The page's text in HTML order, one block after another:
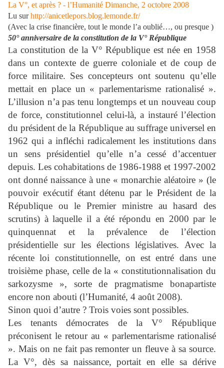
La V°, et après ? - l’Humanité Dimanche, 2 octobre 2008
Lu sur http://anicetlepors.blog.lemonde.fr/
(Avec la crise financière, tout le monde l’a oublié…, ou presque )
50° anniversaire de la constitution de la V° République
La constitution de la V° République est née en 1958
dans un contexte de guerre coloniale et de coup de
force militaire. Ses concepteurs ont soutenu qu’elle
mettait en place un « parlementarisme rationalisé ».
L’illusion n’a pas tenu longtemps et un nouveau coup
de force, constitutionnel celui-là, a instauré l’élection
du président de la République au suffrage universel en
1962 qui a infléchi radicalement les institutions dans
un sens présidentiel qu’elle n’a cessé d’accentuer
depuis. Les cohabitations de 1986-1988 et 1997-2002
ont donné naissance à une « monarchie aléatoire » (le
pouvoir exécutif étant détenu par le Président de la
République ou le Premier ministre au hasard des
scrutins) à laquelle il a été répondu en 2000 par le
quinquennat et la prévalence de l’élection
présidentielle sur les élections législatives. Avec la
récente loi constitutionnelle, on est entré dans une
troisième phase, celle de la « constitutionnalisation du
sarkozysme », sorte de pragmatisme bonapartiste
encore non abouti (l’Humanité, 4 août 2008).
Sinon quoi d’autre ? Trois voies sont possibles.
Les tenants démocrates de la V° République
préconisent le retour au « parlementarisme rationalisé
». Mais on ne fait pas remonter un fleuve à sa source.
La V°, dès sa naissance, portait en elle sa dérive